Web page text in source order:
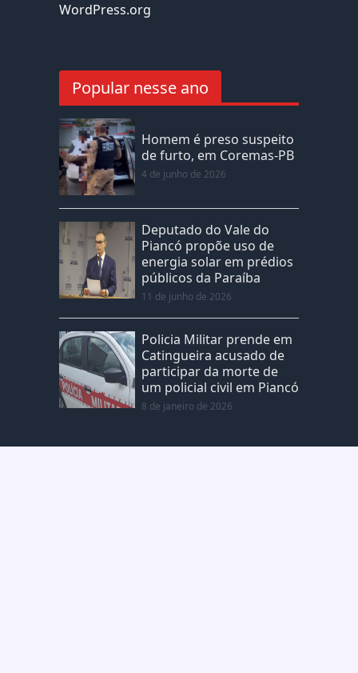
WordPress.org
Popular nesse ano
Homem é preso suspeito
de furto, em Coremas-PB
4 de junho de 2026
Deputado do Vale do
Piancó propõe uso de
energia solar em prédios
públicos da Paraíba
11 de junho de 2026
Policia Militar prende em
Catingueira acusado de
participar da morte de
um policial civil em Piancó
8 de janeiro de 2026